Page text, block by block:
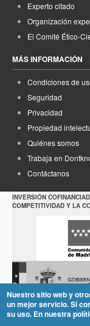
Experto citado
Organización
El Comité Ético-
MÁS INFORMACIÓN
Condiciones de
Seguridad
Privacidad
Propiedad
Quiénes somos
Trabaja en
Contáctanos
INVERSIÓN
COMPETITIVIDAD Y LA
Nuestro sitio web y
un mejor servicio. Si
su uso. En nuestra